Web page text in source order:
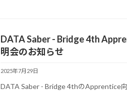
DATA Saber - Bridge 4th
明会のお知らせ
2025年7月29日
DATA Saber - Bridge 4thのApprentice